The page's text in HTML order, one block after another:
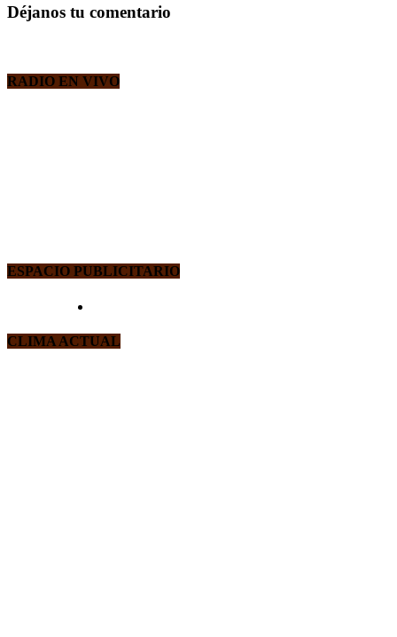
Déjanos tu comentario
RADIO EN VIVO
ESPACIO PUBLICITARIO
CLIMA ACTUAL